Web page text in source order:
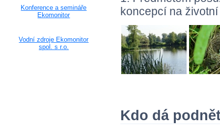
koncepcí na
Kdo dá
Konference a semináře
Ekomonitor
Vodní zdroje Ekomonitor
spol. s r.o.